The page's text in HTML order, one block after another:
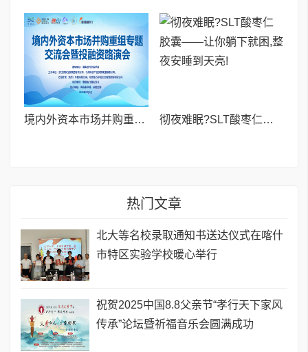
境内外资本市场并购重组专题交流会暨投融资路演会 深度解析驱动企业资本战略升级 彻夜难眠?SLT酸枣仁胶囊——让你躺下就困,整夜安睡到天亮!
热门文章
北大等名校录取通知书送达仪式在喀什
市特区实验学校暖心举行
祝贺2025中国8.8父亲节“孝行天下家风
传承”论坛暨祈福音乐会圆满成功